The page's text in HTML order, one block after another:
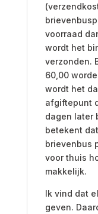
voorraad
wordt het
verzonden.
60,00
wordt het
afgiftepunt
dagen later
betekent
brievenbus
voor thuis
makkelijk.
Ik vind dat
geven.